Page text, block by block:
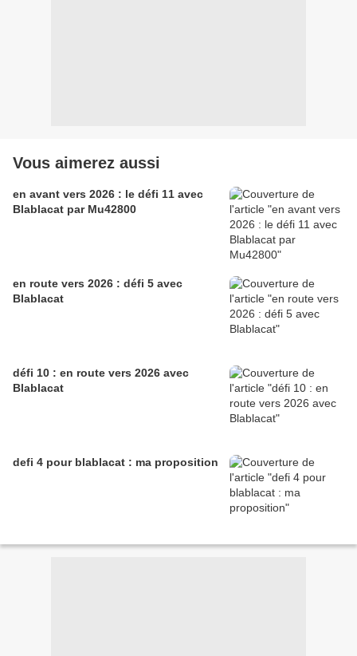
Vous aimerez aussi
en avant vers 2026 : le défi 11 avec
Blablacat par Mu42800
en route vers 2026 : défi 5 avec
Blablacat
défi 10 : en route vers 2026 avec
Blablacat
defi 4 pour blablacat : ma proposition